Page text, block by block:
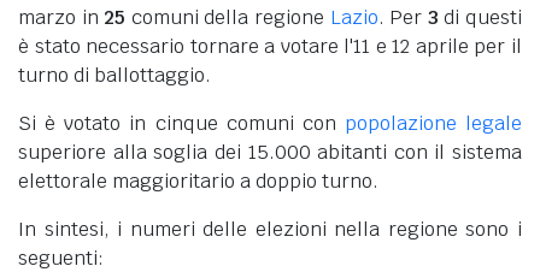
marzo in 25 comuni della regione Lazio. Per 3 di questi
è stato necessario tornare a votare l'11 e 12 aprile per il
turno di ballottaggio.
Si è votato in cinque comuni con popolazione legale
superiore alla soglia dei 15.000 abitanti con il sistema
elettorale maggioritario a doppio turno.
In sintesi, i numeri delle elezioni nella regione sono i
seguenti: